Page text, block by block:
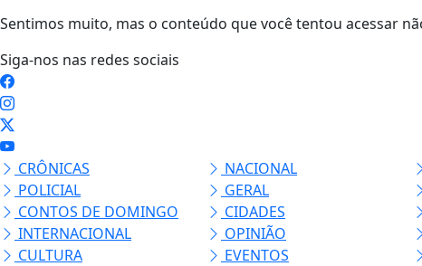
Sentimos muito, mas o conteúdo que você tentou acessar
Siga-nos nas redes sociais
CRÔNICAS NACIONAL
POLICIAL
GERAL
CONTOS DE DOMINGO
CIDADES
INTERNACIONAL
OPINIÃO
CULTURA
EVENTOS